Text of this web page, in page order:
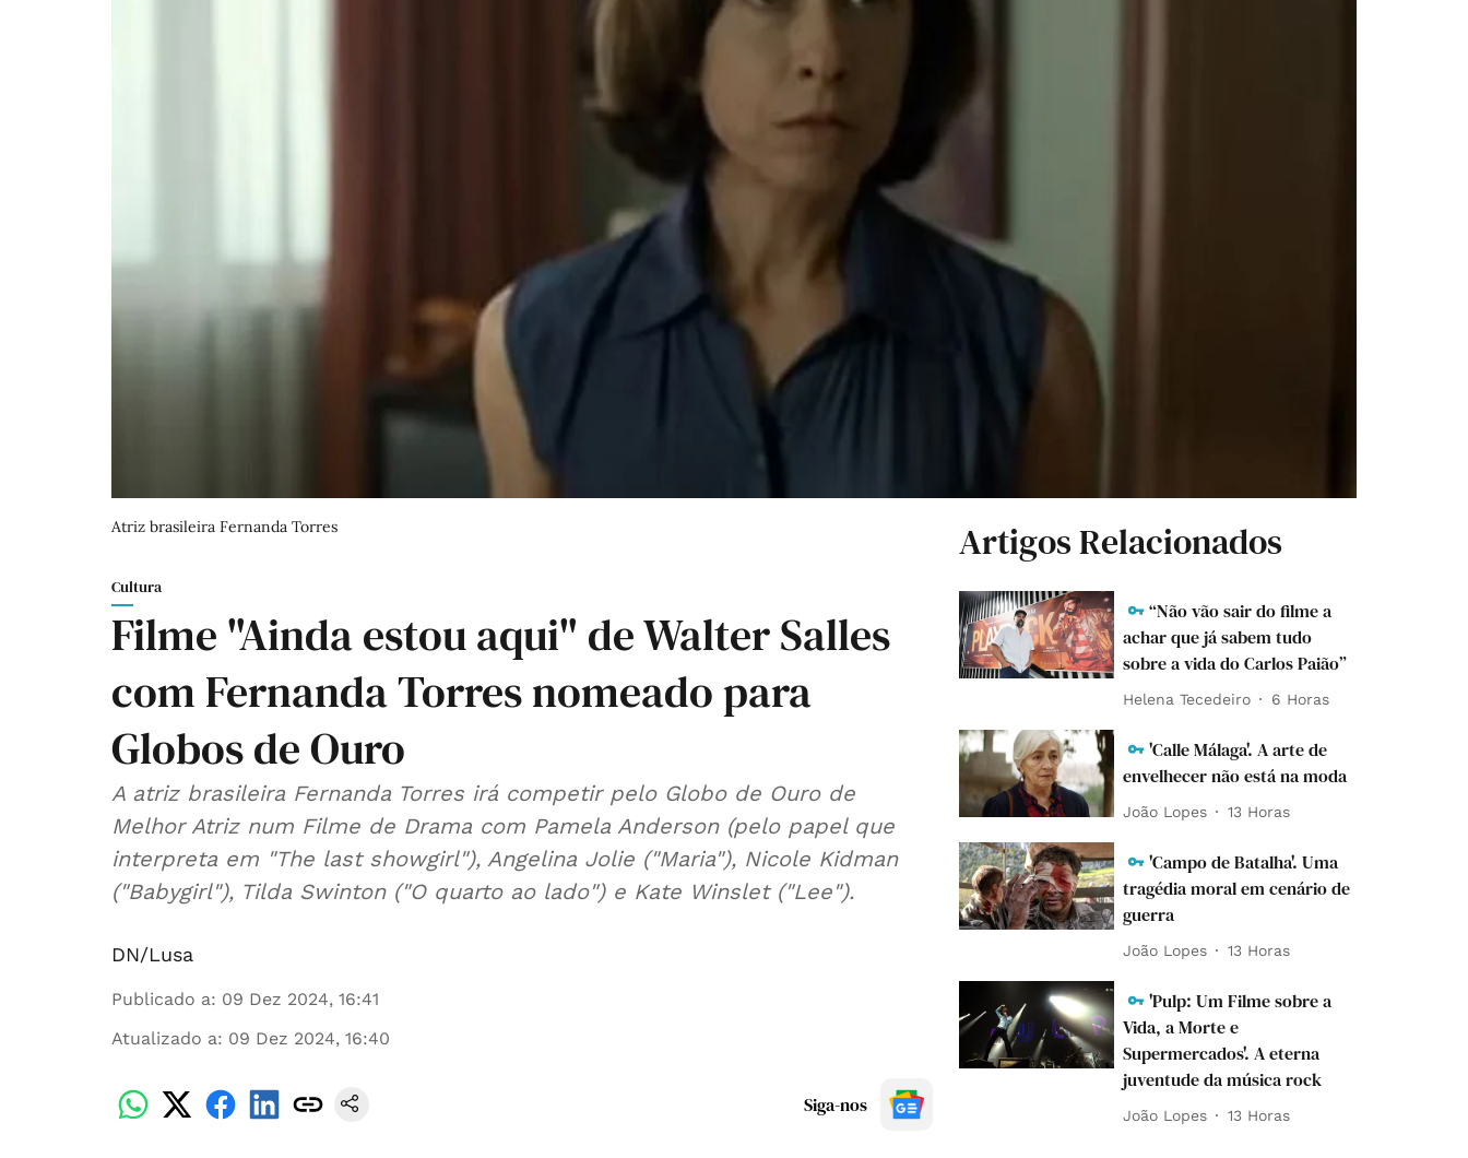
Atriz brasileira Fernanda Torres
Cultura
Filme "Ainda estou aqui" de Walter Salles
com Fernanda Torres nomeado para
Globos de Ouro
A atriz brasileira Fernanda Torres irá competir pelo Globo de Ouro de
Melhor Atriz num Filme de Drama com Pamela Anderson (pelo papel que
interpreta em "The last showgirl"), Angelina Jolie ("Maria"), Nicole Kidman
("Babygirl"), Tilda Swinton ("O quarto ao lado") e Kate Winslet ("Lee").
DN/Lusa
Publicado a: 09 Dez 2024, 16:41
Atualizado a: 09 Dez 2024, 16:40
Siga-nos
Artigos Relacionados
“Não vão sair do filme a
achar que já sabem tudo
sobre a vida do Carlos Paião”
Helena Tecedeiro 6 Horas
'Calle Málaga'. A arte de
envelhecer não está na moda
João Lopes 13 Horas
'Campo de Batalha'. Uma
tragédia moral em cenário de
guerra
João Lopes 13 Horas
'Pulp: Um Filme sobre a
Vida, a Morte e
Supermercados'. A eterna
juventude da música rock
João Lopes 13 Horas